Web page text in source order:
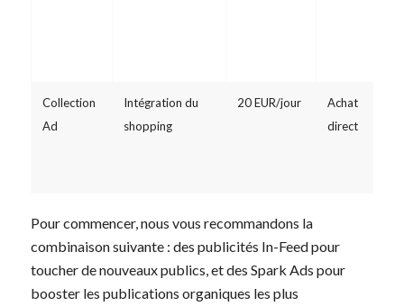
Collection
Ad
Intégration du
shopping
20 EUR/jour
Achat
direct
Pour commencer, nous vous recommandons la
combinaison suivante : des publicités In-Feed pour
toucher de nouveaux publics, et des Spark Ads pour
booster les publications organiques les plus